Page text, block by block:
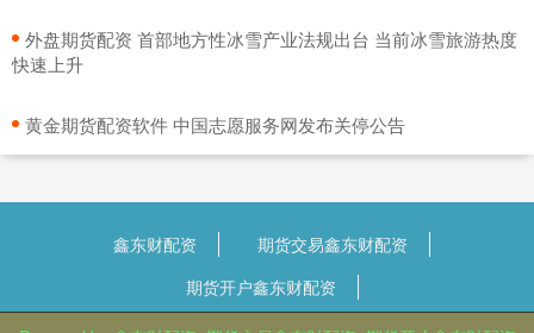
​外盘期货配资 首部地方性冰雪产业法规出台 当前冰雪旅游热度
快速上升
​黄金期货配资软件 中国志愿服务网发布关停公告
鑫东财配资
期货交易鑫东财配资
期货开户鑫东财配资